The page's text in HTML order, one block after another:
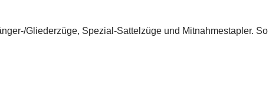
Gliederzüge, Spezial-Sattelzüge und Mitnahmestapler.